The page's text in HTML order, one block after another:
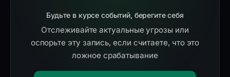
Будьте в курсе событий, берегите себя
Отслеживайте актуальные угрозы или
оспорьте эту запись, если считаете, что это
ложное срабатывание